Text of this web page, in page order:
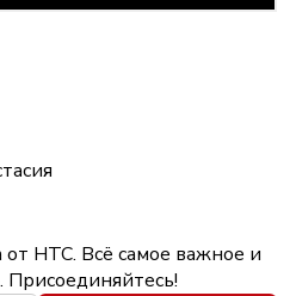
от НТС. Всё самое важное и